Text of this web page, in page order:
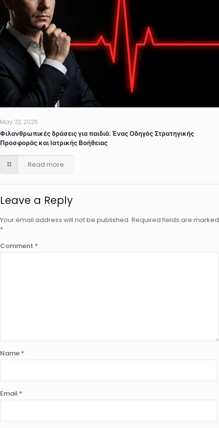
May 22, 2026
Φιλανθρωπικές δράσεις για παιδιά: Ένας Οδηγός Στρατηγικής
Προσφοράς και Ιατρικής Βοήθειας
Read more
Leave a Reply
Your email address will not be published. Required fields are marked
*
Comment *
Name *
Email *